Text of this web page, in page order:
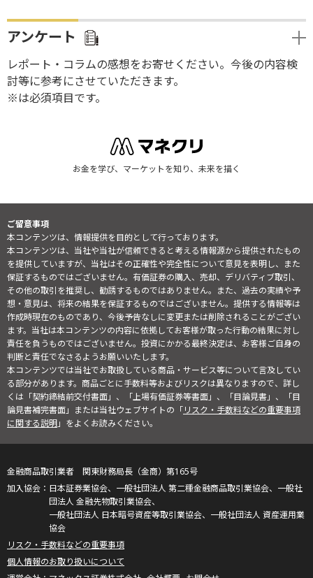
アンケート
レポート・コラムの感想をお寄せください。今後の内容検
討等に参考にさせていただきます。
※は必須項目です。
お金を学び、マーケットを知り、未来を描く
ご留意事項
本コンテンツは、情報提供を目的として行っております。
本コンテンツは、当社や当社が信頼できると考える情報源から提供されたもの
を提供していますが、当社はその正確性や完全性について意見を表明し、また
保証するものではございません。有価証券の購入、売却、デリバティブ取引、
その他の取引を推奨し、勧誘するものではありません。また、過去の実績や予
想・意見は、将来の結果を保証するものではございません。提供する情報等は
作成時現在のものであり、今後予告なしに変更または削除されることがござい
ます。当社は本コンテンツの内容に依拠してお客様が取った行動の結果に対し
責任を負うものではございません。投資にかかる最終決定は、お客様ご自身の
判断と責任でなさるようお願いいたします。
本コンテンツでは当社でお取扱している商品・サービス等について言及してい
る部分があります。商品ごとに手数料等およびリスクは異なりますので、詳し
くは「契約締結前交付書面」、「上場有価証券等書面」、「目論見書」、「目
論見書補完書面」または当社ウェブサイトの「リスク・手数料などの重要事項
に関する説明」をよくお読みください。
金融商品取引業者 関東財務局長（金商）第165号
日本証券業協会、一般社団法人 第二種金融商品取引業協会、一般社
団法人 金融先物取引業協会、
一般社団法人 日本暗号資産等取引業協会、一般社団法人 資産運用業
協会
リスク・手数料などの重要事項
個人情報のお取り扱いについて